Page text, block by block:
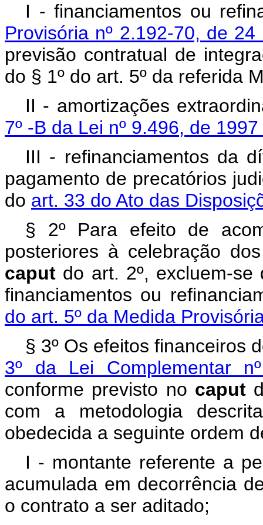
I - financiamentos ou
Provisória nº 2.192-70, de
previsão contratual de
do § 1º do art. 5º da referida
II - amortizações
7º -B da Lei nº 9.496, de 1997
III - refinanciamentos da
pagamento de precatórios
do art. 33 do Ato das
§ 2º Para efeito de
posteriores à celebração
caput do art. 2º, excluem-
financiamentos ou
do art. 5º da Medida
§ 3º Os efeitos financeiros
3º da Lei Complementar
conforme previsto no caput
com a metodologia
obedecida a seguinte ordem
I - montante referente a
acumulada em decorrência
o contrato a ser aditado;